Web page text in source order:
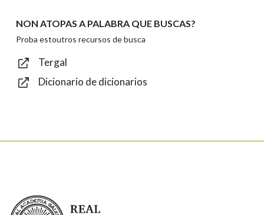
Texto de verificación
NON ATOPAS A PALABRA QUE BUSCAS?
Proba estoutros recursos de busca
Tergal
Dicionario de dicionarios
Real Academia Galega